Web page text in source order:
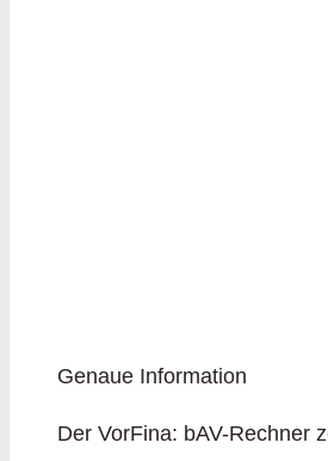
Genaue Information
Der VorFina: bAV-Rechner